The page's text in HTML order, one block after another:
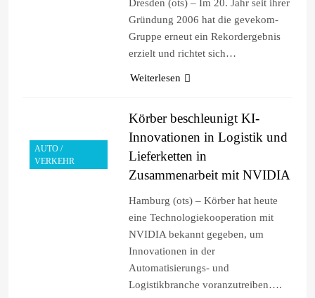
Dresden (ots) – Im 20. Jahr seit ihrer
Gründung 2006 hat die gevekom-
Gruppe erneut ein Rekordergebnis
erzielt und richtet sich…
Weiterlesen
AUTO /
VERKEHR
Körber beschleunigt KI-
Innovationen in Logistik und
Lieferketten in
Zusammenarbeit mit NVIDIA
Hamburg (ots) – Körber hat heute
eine Technologiekooperation mit
NVIDIA bekannt gegeben, um
Innovationen in der
Automatisierungs- und
Logistikbranche voranzutreiben….